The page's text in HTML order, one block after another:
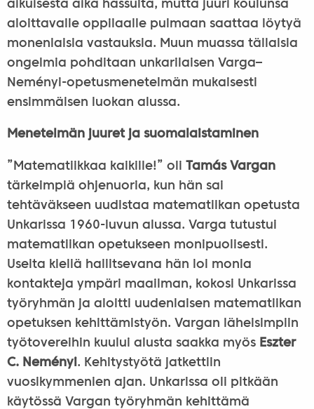
aikuisesta aika hassulta, mutta juuri koulunsa
aloittavalle oppilaalle pulmaan saattaa löytyä
monenlaisia vastauksia. Muun muassa tällaisia
ongelmia pohditaan unkarilaisen Varga–
Neményi-opetusmenetelmän mukaisesti
ensimmäisen luokan alussa.
Menetelmän juuret ja suomalaistaminen
”Matematiikkaa kaikille!” oli
Tamás Vargan
tärkeimpiä ohjenuoria, kun hän sai
tehtäväkseen uudistaa matematiikan opetusta
Unkarissa 1960-luvun alussa. Varga tutustui
matematiikan opetukseen monipuolisesti.
Useita kieliä hallitsevana hän loi monia
kontakteja ympäri maailman, kokosi Unkarissa
työryhmän ja aloitti uudenlaisen matematiikan
opetuksen kehittämistyön. Vargan läheisimpiin
työtovereihin kuului alusta saakka myös Eszter
C. Neményi . Kehitystyötä jatkettiin
vuosikymmenien ajan. Unkarissa oli pitkään
käytössä Vargan työryhmän kehittämä